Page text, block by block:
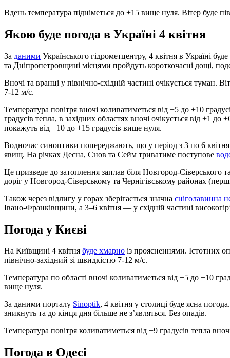
Вдень температура підніметься до +15 вище нуля. Вітер буде
Якою буде погода в Україні 4 квітня
За даними Українського гідрометцентру, 4 квітня в Україні
та Дніпропетровщині місцями пройдуть короткочасні дощі,
Вночі та вранці у північно-східній частині очікується туман.
7-12 м/с.
Температура повітря вночі коливатиметься від +5 до +10
градусів тепла, в західних областях вночі очікується від +1
покажуть від +10 до +15 градусів вище нуля.
Водночас синоптики попереджають, що у період з 3 по 6
явищ. На річках Десна, Снов та Сейм триватиме поступове
Це призведе до затоплення заплав біля Новгород-
доріг у Новгород-Сіверському та Чернігівському районах
Також через відлигу у горах зберігається значна сніголавинна
Івано-Франківщини, а 3–6 квітня — у східній частині
Погода у Києві
На Київщині 4 квітня буде хмарно із проясненнями. Істотних
північно-західний зі швидкістю 7-12 м/с.
Температура по області вночі коливатиметься від +5 до +10
вище нуля.
За даними порталу Sinoptik, 4 квітня у столиці буде ясна
зникнуть та до кінця дня більше не з’являться. Без опадів.
Температура повітря коливатиметься від +9 градусів тепла
Погода в Одесі